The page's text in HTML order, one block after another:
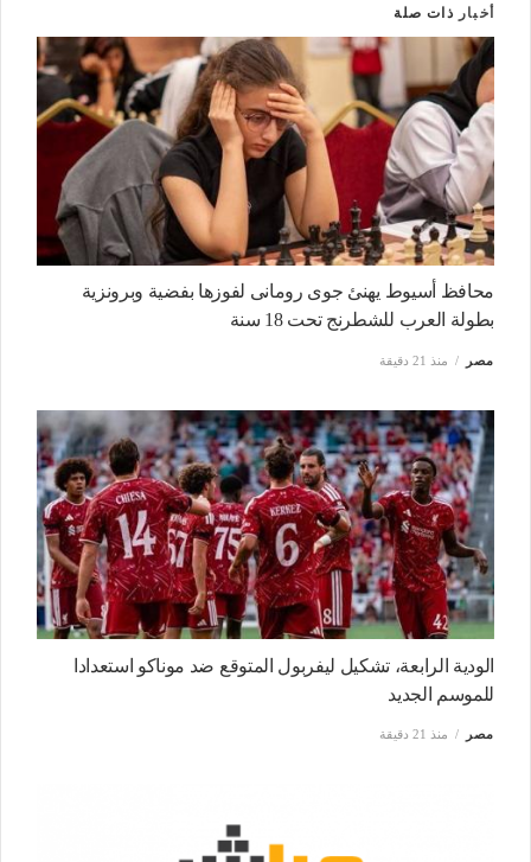
أخبار ذات صلة
محافظ أسيوط يهنئ جوى رومانى لفوزها بفضية وبرونزية
بطولة العرب للشطرنج تحت 18 سنة
مصر منذ 21 دقيقة
الودية الرابعة، تشكيل ليفربول المتوقع ضد موناكو استعدادا
للموسم الجديد
مصر منذ 21 دقيقة